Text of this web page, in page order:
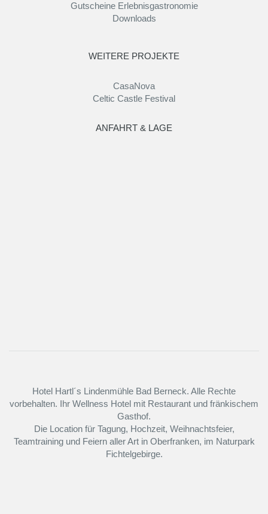
Gutscheine Erlebnisgastronomie
Downloads
WEITERE PROJEKTE
CasaNova
Celtic Castle Festival
ANFAHRT & LAGE
Hotel Hartl´s Lindenmühle Bad Berneck. Alle Rechte
vorbehalten. Ihr Wellness Hotel mit Restaurant und fränkischem
Gasthof.
Die Location für Tagung, Hochzeit, Weihnachtsfeier,
Teamtraining und Feiern aller Art in Oberfranken, im Naturpark
Fichtelgebirge.